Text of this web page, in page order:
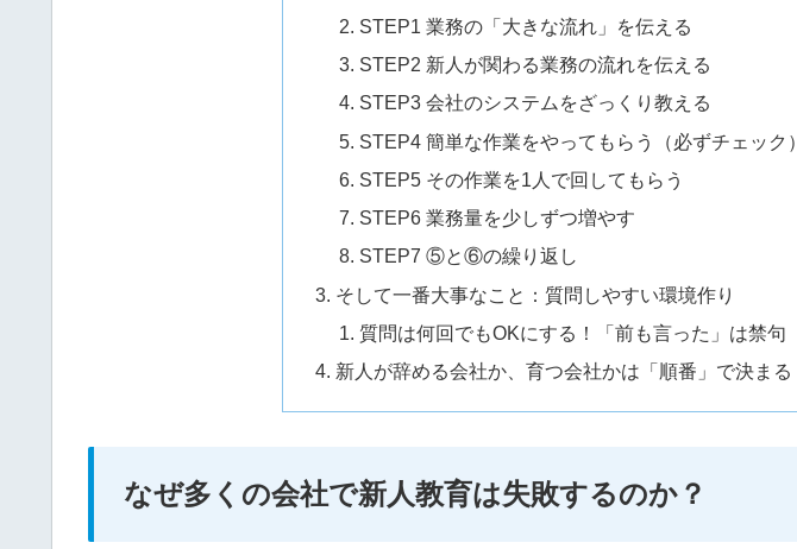
STEP1 業務の「大きな流れ」を伝える
STEP2 新人が関わる業務の流れを伝える
STEP3 会社のシステムをざっくり教える
STEP4 簡単な作業をやってもらう（必ずチェック）
STEP5 その作業を1人で回してもらう
STEP6 業務量を少しずつ増やす
STEP7 ⑤と⑥の繰り返し
そして一番大事なこと：質問しやすい環境作り
質問は何回でもOKにする！「前も言った」は禁句
新人が辞める会社か、育つ会社かは「順番」で決まる
なぜ多くの会社で新人教育は失敗するのか？